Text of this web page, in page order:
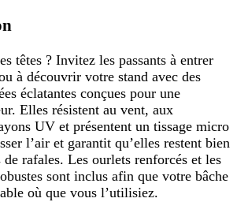
têtes ? Invitez les passants à entrer
à découvrir votre stand avec des
éclatantes conçues pour une
Elles résistent au vent, aux
UV et présentent un tissage micro
l’air et garantit qu’elles restent bien
de rafales. Les ourlets renforcés et les
sont inclus afin que votre bâche
où que vous l’utilisiez.